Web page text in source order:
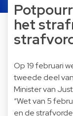
het
Op 19 februari
tweede deel
Minister van
“Wet van 5
en de